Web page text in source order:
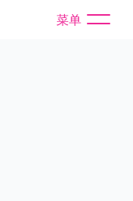
菜单